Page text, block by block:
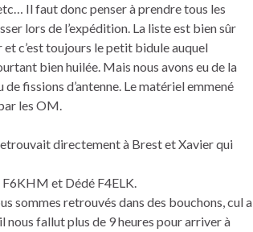
Il faut donc penser à prendre tous les
lors de l’expédition. La liste est bien sûr
c’est toujours le petit bidule auquel
bien huilée. Mais nous avons eu de la
fissions d’antenne. Le matériel emmené
les OM.
directement à Brest et Xavier qui
et Dédé F4ELK.
sommes retrouvés dans des bouchons, cul a
nous fallut plus de 9 heures pour arriver à